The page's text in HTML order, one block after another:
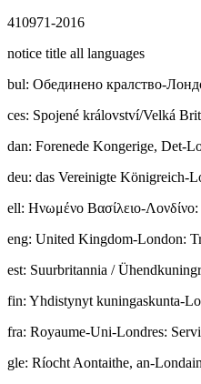
410971-2016
notice title all languages
bul: Обединено кралство-
ces: Spojené království/Velká
dan: Forenede Kongerige, Det-
deu: das Vereinigte Königreich-
ell: Ηνωμένο Βασίλειο-
eng: United Kingdom-London:
est: Suurbritannia /
fin: Yhdistynyt kuningaskunta-
fra: Royaume-Uni-Londres:
gle: Ríocht Aontaithe, an-